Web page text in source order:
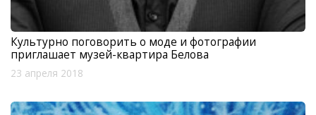
Культурно поговорить о моде и фотографии
приглашает музей-квартира Белова
23 апреля 2018